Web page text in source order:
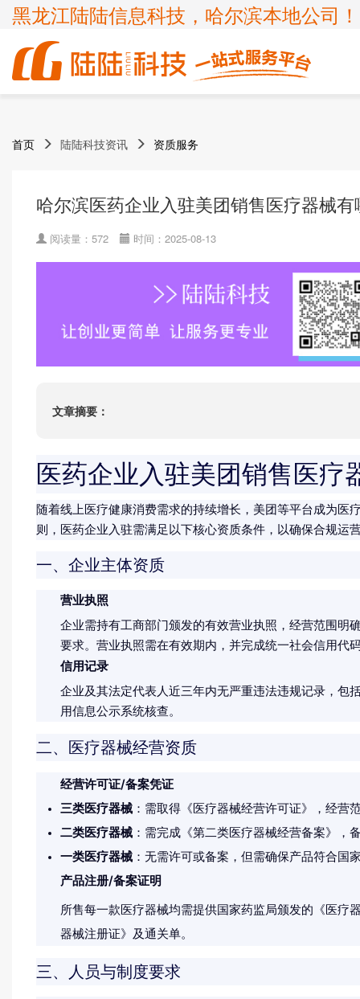
黑龙江陆陆信息科技，哈尔滨本地公司！
企业服务
APPLICATION CONDITIONS
呼叫中心业务
外资经营电信业务
诊所备案
知识产权
商标疑难
认证服务
ISO14001
ISO27001
ISO20000
FSC森林认证
ISO22000
项目申报
专精特新
首页 陆陆科技资讯 资质服务
哈尔滨医药企业入驻美团销售医疗器械
阅读量：572 时间：2025-08-13
文章摘要：
医药企业入驻美团销售医疗
随着线上医疗健康消费需求的持续增长，美团等平台成为医
则，医药企业入驻需满足以下核心资质条件，以确保合规运
一、企业主体资质
营业执照
企业需持有工商部门颁发的有效营业执照，经营范围明
要求。营业执照需在有效期内，并完成统一社会信用代
信用记录
企业及其法定代表人近三年内无严重违法违规记录，包
用信息公示系统核查。
二、医疗器械经营资质
经营许可证/备案凭证
三类医疗器械 ：需取得《医疗器械经营许可证》，经营
二类医疗器械 ：需完成《第二类医疗器械经营备案》，
一类医疗器械 ：无需许可或备案，但需确保产品符合国
产品注册/备案证明
所售每一款医疗器械均需提供国家药监局颁发的《医疗
器械注册证》及通关单。
三、人员与制度要求